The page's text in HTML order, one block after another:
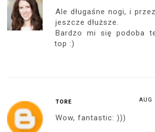
Ale długaśne nogi, i
jeszcze dłuższe.
Bardzo mi się podoba
top :)
TORE AUG
Wow, fantastic: )))